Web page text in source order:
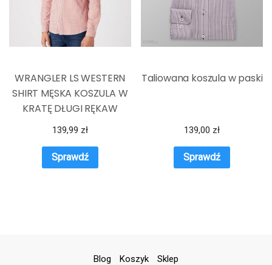
WRANGLER LS WESTERN
SHIRT MĘSKA KOSZULA W
KRATĘ DŁUGI RĘKAW
ETRUSCAN RED
W5C2CIR11
139,99 zł
Sprawdź
Taliowana koszula w paski
139,00 zł
Sprawdź
Blog Koszyk Sklep